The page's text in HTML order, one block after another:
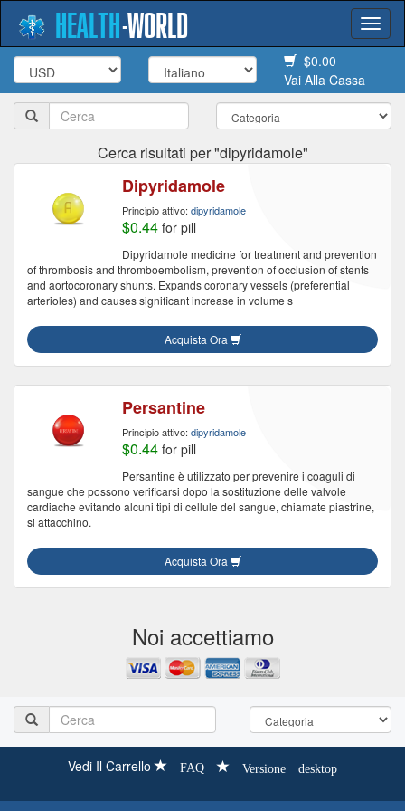
HEALTH-WORLD
$0.00
Vai Alla Cassa
Cerca risultati per "dipyridamole"
Dipyridamole
Principio attivo: dipyridamole
$0.44 for pill
Dipyridamole medicine for treatment and prevention
of thrombosis and thromboembolism, prevention of occlusion of stents
and aortocoronary shunts. Expands coronary vessels (preferential
arterioles) and causes significant increase in volume s
Acquista Ora
Persantine
Principio attivo: dipyridamole
$0.44 for pill
Persantine è utilizzato per prevenire i coaguli di
sangue che possono verificarsi dopo la sostituzione delle valvole
cardiache evitando alcuni tipi di cellule del sangue, chiamate piastrine,
si attacchino.
Acquista Ora
Noi accettiamo
Vedi Il Carrello FAQ Versione desktop